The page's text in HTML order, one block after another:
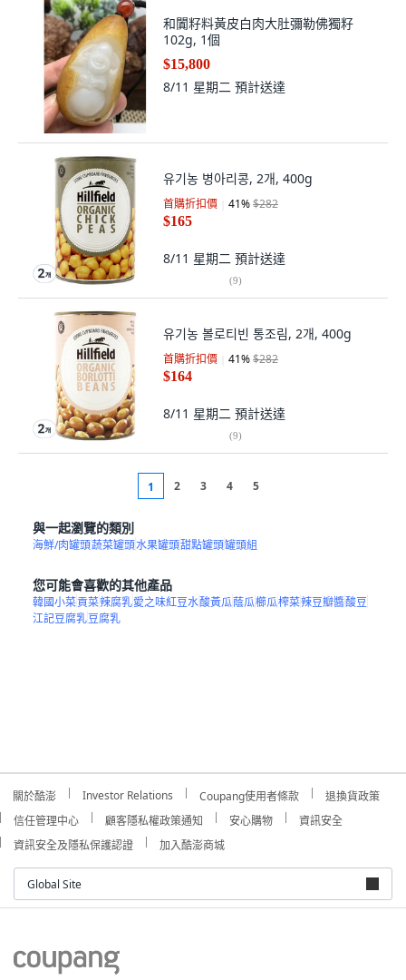
和闐籽料黃皮白肉大肚彌勒佛獨籽
102g, 1個
$15,800
8/11 星期二 預計送達
유기농 병아리콩, 2개, 400g
首購折扣價 41%$282
$165
8/11 星期二 預計送達
(9)
유기농 볼로티빈 통조림, 2개, 400g
首購折扣價 41%$282
$164
8/11 星期二 預計送達
(9)
1 2 3 4 5
與一起瀏覽的類別
海鮮/肉罐頭蔬菜罐頭水果罐頭甜點罐頭罐頭組
您可能會喜歡的其他產品
韓國小菜貢菜辣腐乳愛之味紅豆水酸黃瓜蔭瓜櫛瓜榨菜辣豆瓣醬酸豆
江記豆腐乳豆腐乳
關於酷澎 Investor Relations Coupang使用者條款
退換貨政策
信任管理中心
顧客隱私權政策通知 安心購物
資訊安全
資訊安全及隱私保護認證
加入酷澎商城
Global Site